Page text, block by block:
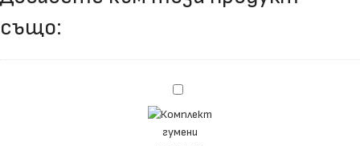
също:
Комплект